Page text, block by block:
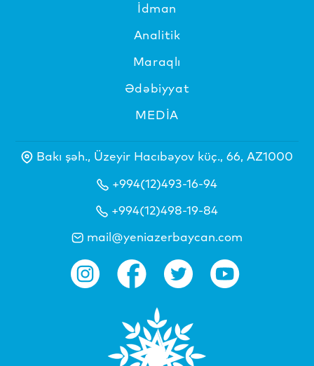
İdman
Analitik
Maraqlı
Ədəbiyyat
MEDİA
Bakı şəh., Üzeyir Hacıbəyov küç., 66, AZ1000
+994(12)493-16-94
+994(12)498-19-84
mail@yeniazerbaycan.com